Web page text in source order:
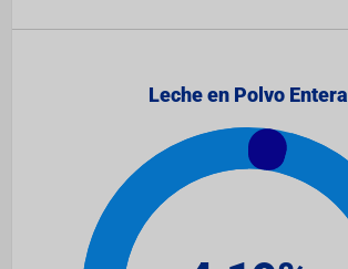
Leche en Polvo Entera